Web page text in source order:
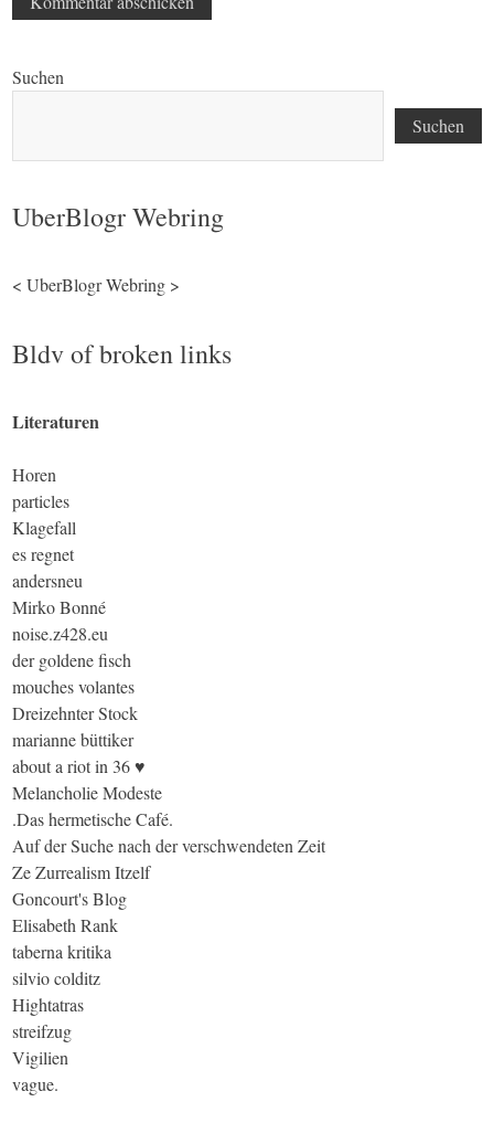
Suchen
Suchen
UberBlogr Webring
< UberBlogr Webring >
Bldv of broken links
Literaturen
Horen
particles
Klagefall
es regnet
andersneu
Mirko Bonné
noise.z428.eu
der goldene fisch
mouches volantes
Dreizehnter Stock
marianne büttiker
about a riot in 36 ♥
Melancholie Modeste
.Das hermetische Café.
Auf der Suche nach der verschwendeten Zeit
Ze Zurrealism Itzelf
Goncourt's Blog
Elisabeth Rank
taberna kritika
silvio colditz
Hightatras
streifzug
Vigilien
vague.